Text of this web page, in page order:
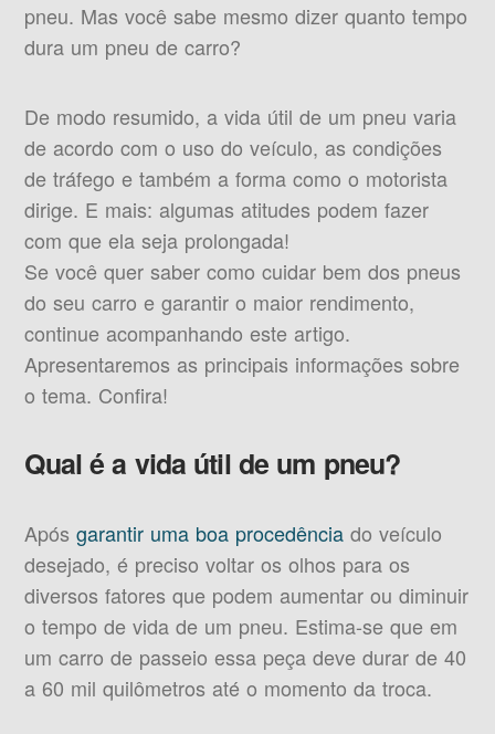
pneu. Mas você sabe mesmo dizer quanto tempo
dura um pneu de carro?
De modo resumido, a vida útil de um pneu varia
de acordo com o uso do veículo, as condições
de tráfego e também a forma como o motorista
dirige. E mais: algumas atitudes podem fazer
com que ela seja prolongada!
Se você quer saber como cuidar bem dos pneus
do seu carro e garantir o maior rendimento,
continue acompanhando este artigo.
Apresentaremos as principais informações sobre
o tema. Confira!
Qual é a vida útil de um pneu?
Apósgarantir uma boa procedência do veículo
desejado, é preciso voltar os olhos para os
diversos fatores que podem aumentar ou diminuir
o tempo de vida de um pneu. Estima-se que em
um carro de passeio essa peça deve durar de 40
a 60 mil quilômetros até o momento da troca.